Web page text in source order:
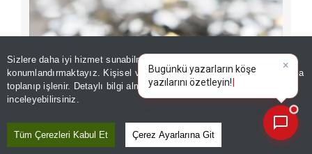
Sizlere daha iyi hizmet sunabilmek adına sitemizde
konumlandırmaktayız. Kişisel verileriniz, KVKK ve GDPR kapsamında
toplanıp işlenir. Detaylı bilgi almak içinAydınlatma Metnimizi
inceleyebilirsiniz.
Tüm Çerezleri Kabul Et Çerez Ayarlarına Git
Bugünkü yazarların